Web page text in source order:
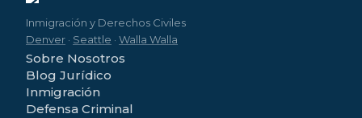
Inmigración y Derechos Civiles
Denver · Seattle · Walla Walla
Sobre Nosotros
Blog Jurídico
Inmigración
Defensa Criminal